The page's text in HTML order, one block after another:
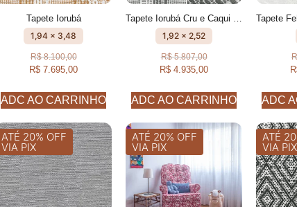
Tapete Iorubá
1,94 x 3,48
R$8.100,00
R$ 7.695,00
ADC AO CARRINHO
Tapete Iorubá Cru e Caqui geométrico feito à mão, 100% algodão reciclado
1,92 x 2,52
R$5.807,00
R$ 4.935,00
ADC AO CARRINHO ADC
ATÉ 20% OFF
VIA PIX
ATÉ 20% OFF
VIA PIX
ATÉ
VIA PIX